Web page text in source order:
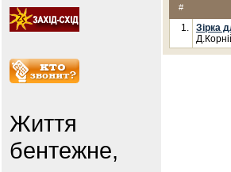
Життя
бентежне,
#
1.
Зірка